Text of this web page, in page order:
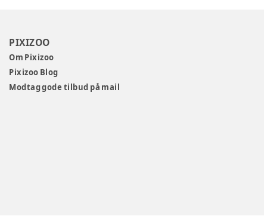
PIXIZOO
Om Pixizoo
Pixizoo Blog
Modtag gode tilbud på mail